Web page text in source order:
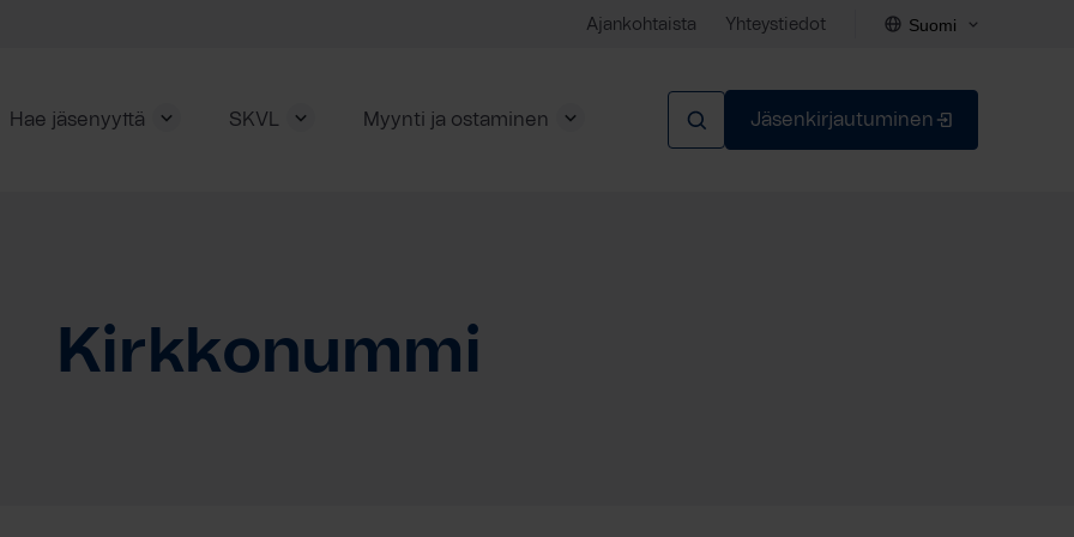
Ajankohtaista Yhteystiedot Suomi
Hae jäsenyyttä SKVL Myynti ja ostaminen Jäsenkirjautuminen
Kirkkonummi